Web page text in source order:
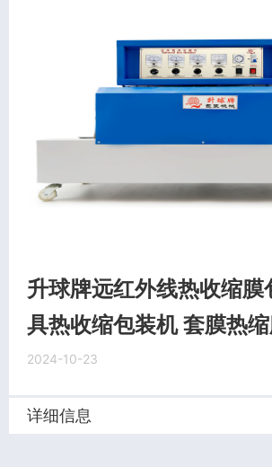
升球牌远红外线热收缩膜
具热收缩包装机 套膜热
2024-10-23
详细信息